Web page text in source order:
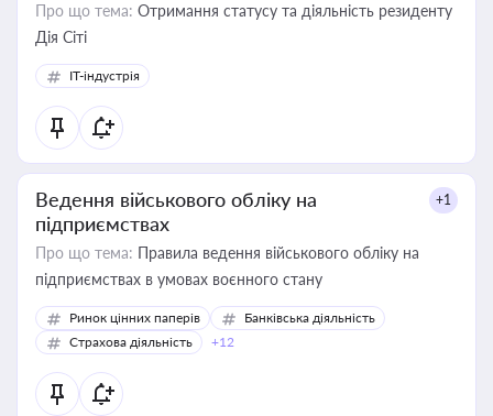
Про що тема: Отримання статусу та діяльність резиденту
Дія Сіті
IT-індустрія
Ведення військового обліку на
підприємствах
+1
Про що тема: Правила ведення військового обліку на
підприємствах в умовах воєнного стану
Ринок цінних паперів
Банківська діяльність
Страхова діяльність
+12